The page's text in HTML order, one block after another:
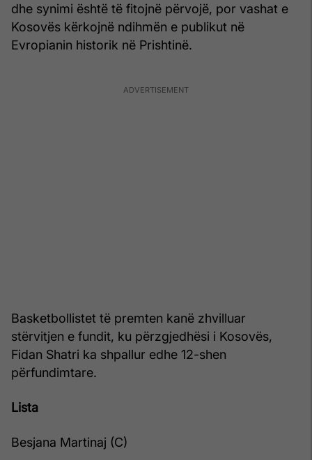
dhe synimi është të fitojnë përvojë, por vashat e
Kosovës kërkojnë ndihmën e publikut në
Evropianin historik në Prishtinë.
Basketbollistet të premten kanë zhvilluar
stërvitjen e fundit, ku përzgjedhësi i Kosovës,
Fidan Shatri ka shpallur edhe 12-shen
përfundimtare.
Lista
Besjana Martinaj (C)